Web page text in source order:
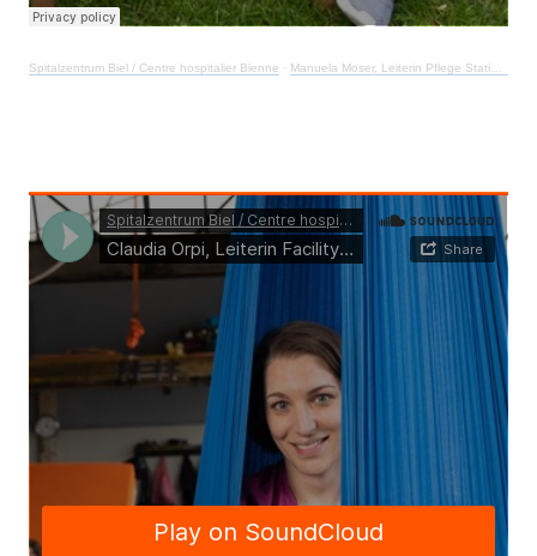
Spitalzentrum Biel / Centre hospitalier Bienne · Manuela Moser, Leiterin Pflege Station C4/5